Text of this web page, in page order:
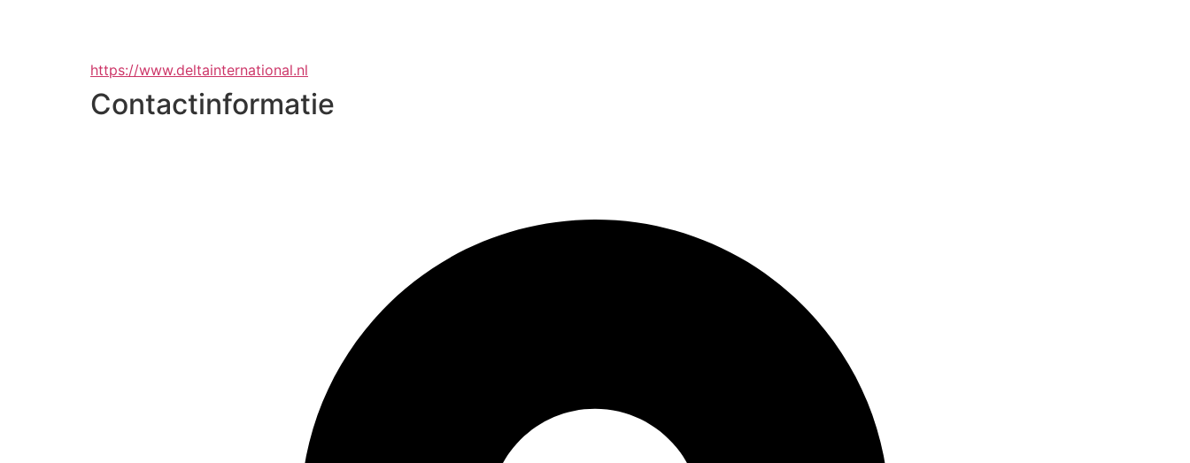
https://www.deltainternational.nl
Contactinformatie